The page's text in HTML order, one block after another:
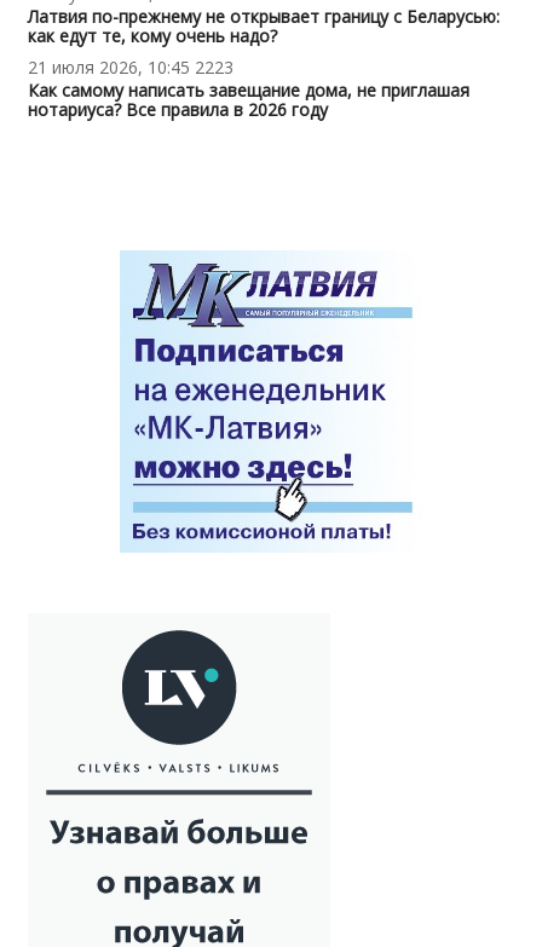
Латвия по-прежнему не открывает границу с Беларусью:
как едут те, кому очень надо?
21 июля 2026, 10:45 2223
Как самому написать завещание дома, не приглашая
нотариуса? Все правила в 2026 году